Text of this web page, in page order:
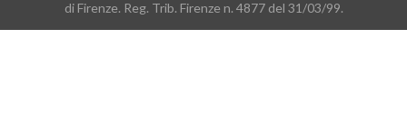
di Firenze. Reg. Trib. Firenze n. 4877 del 31/03/99.